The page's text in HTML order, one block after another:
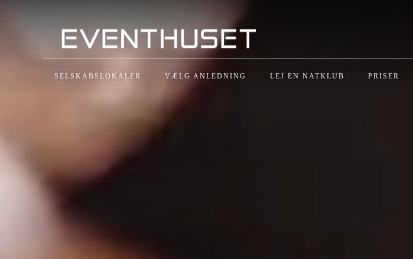
SELSKABSLOKALER VÆLG ANLEDNING LEJ EN NATKLUB PRISER